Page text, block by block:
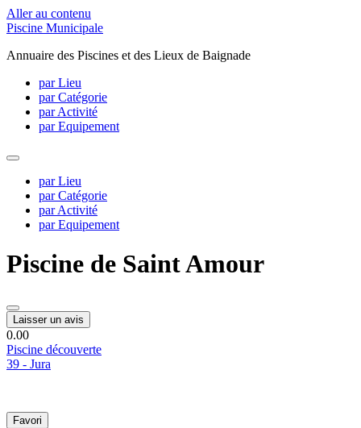
Aller au contenu
Piscine Municipale
Annuaire des Piscines et des Lieux de Baignade
par Lieu
par Catégorie
par Activité
par Equipement
par Lieu
par Catégorie
par Activité
par Equipement
Piscine de Saint Amour
Laisser un avis
0.00
Piscine découverte
39 - Jura
Favori